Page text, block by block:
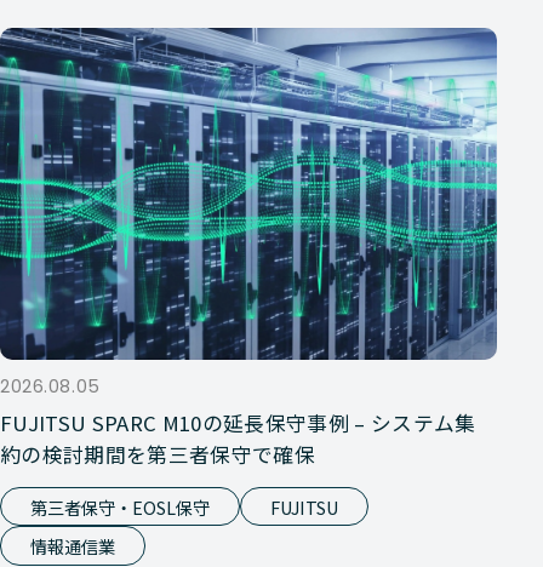
2026.08.05
FUJITSU SPARC M10の延長保守事例 – システム集
約の検討期間を第三者保守で確保
第三者保守・EOSL保守
FUJITSU
情報通信業